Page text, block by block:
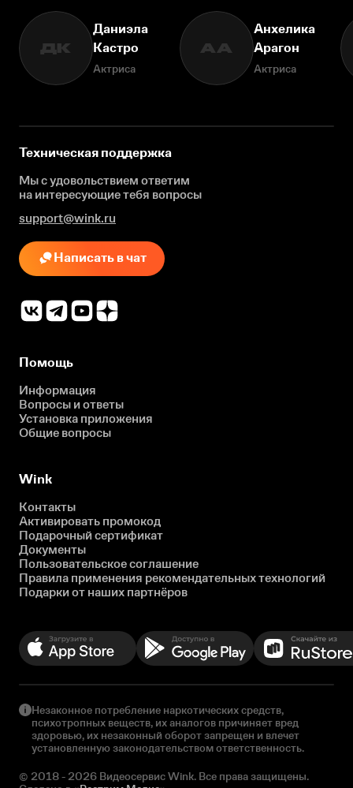
ДК
Даниэла
Кастро
Актриса
АА
Анхелика
Арагон
Актриса
Техническая поддержка
Мы с удовольствием ответим
на интересующиетебя вопросы
support@wink.ru
Написать в чат
Помощь
Информация
Вопросы и ответы
Установка приложения
Общие вопросы
Wink
Контакты
Активировать промокод
Подарочный сертификат
Документы
Пользовательское соглашение
Правила применения рекомендательных технологий
Подарки от наших партнёров
Незаконное потребление наркотических средств,
психотропных веществ, их аналогов причиняет вред
здоровью, их незаконный оборот запрещен и влечет
установленную законодательством ответственность.
© 2018 - 2026 Видеосервис Wink. Все права защищены.